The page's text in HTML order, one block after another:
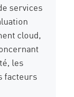
services
cloud,
les
facteurs